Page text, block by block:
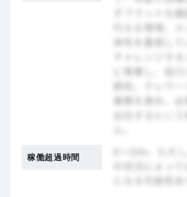
稼働超過時間